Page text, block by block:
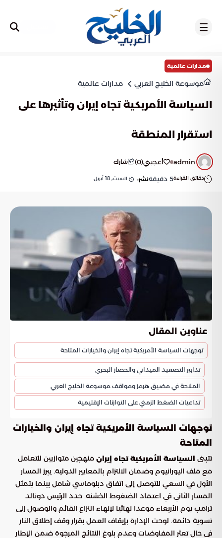
مدارات عالمية
موسوعة الخليج العربي مدارات عالمية
السياسة الأمريكية تجاه إيران وتأثيرها على
استقرار المنطقة
admin أعجبني(
0
) شارك
دقائق القراءة5 دقيقةنشر: السبت, 18 أبريل
عناوين المقال
توجهات السياسة الأمريكية تجاه إيران والخيارات المتاحة
تدابير التصعيد الميداني والحصار البحري
الملاحة في مضيق هرمز ومواقف موسوعة الخليج العربي
تداعيات الضغط الزمني على التوازنات الإقليمية
توجهات السياسة الأمريكية تجاه إيران والخيارات
المتاحة
تتبنى السياسة الأمريكية تجاه إيران منهجين متوازيين للتعامل
مع ملف اليورانيوم وضمان الالتزام بالمعايير الدولية. يبرز المسار
الأول في السعي للتوصل إلى اتفاق دبلوماسي شامل بينما يتمثل
المسار الثاني في اعتماد الضغوط الخشنة. حدد الرئيس دونالد
ترامب يوم الأربعاء موعدا نهائيا لإنهاء النزاع القائم والوصول إلى
تسوية دائمة. لوحت الإدارة بإيقاف العمل بقرار وقف إطلاق النار
في حال تعثر المفاوضات وعدم بلوغ النتائج المرجوة ضمن الإطار